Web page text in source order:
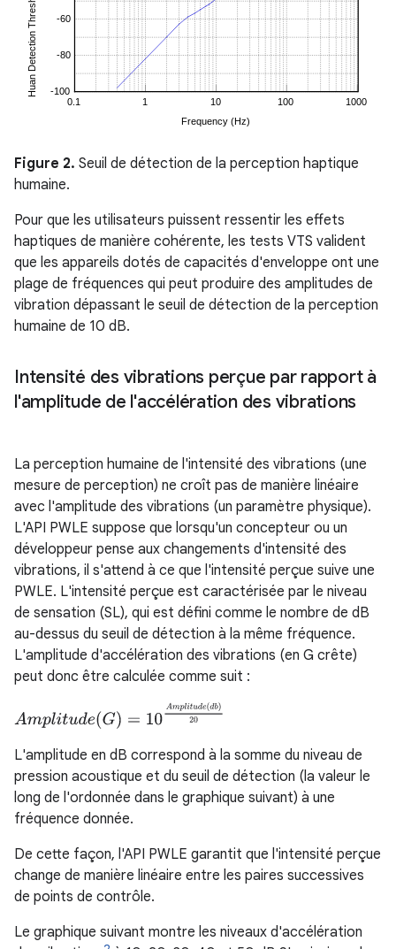
Figure 2. Seuil de détection de la perception haptique
humaine.
Pour que les utilisateurs puissent ressentir les effets
haptiques de manière cohérente, les tests VTS valident
que les appareils dotés de capacités d'enveloppe ont une
plage de fréquences qui peut produire des amplitudes de
vibration dépassant le seuil de détection de la perception
humaine de 10 dB.
Intensité des vibrations perçue par rapport à
l'amplitude de l'accélération des vibrations
La perception humaine de l'intensité des vibrations (une
mesure de perception) ne croît pas de manière linéaire
avec l'amplitude des vibrations (un paramètre physique).
L'API PWLE suppose que lorsqu'un concepteur ou un
développeur pense aux changements d'intensité des
vibrations, il s'attend à ce que l'intensité perçue suive une
PWLE. L'intensité perçue est caractérisée par le niveau
de sensation (SL), qui est défini comme le nombre de dB
au-dessus du seuil de détection à la même fréquence.
L'amplitude d'accélération des vibrations (en G crête)
peut donc être calculée comme suit :
Am tud G =10 pl tude(db)20
L'amplitude en dB correspond à la somme du niveau de
pression acoustique et du seuil de détection (la valeur le
long de l'ordonnée dans le graphique suivant) à une
fréquence donnée.
De cette façon, l'API PWLE garantit que l'intensité perçue
change de manière linéaire entre les paires successives
de points de contrôle.
Le graphique suivant montre les niveaux d'accélération